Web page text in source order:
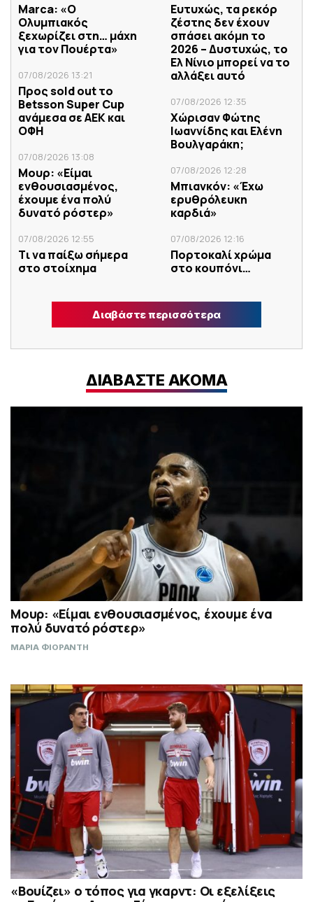
Marca: «Ο
Ολυμπιακός
ξεχωρίζει στη… μάχη
για τον Πουέρτα»
07/08/2026 13:21
Προς sold out το
Betsson Super Cup
ανάμεσα σε ΑΕΚ και
ΟΦΗ
07/08/2026 13:08
Μουρ: «Είμαι
ενθουσιασμένος,
έχουμε ένα πολύ
δυνατό ρόστερ»
07/08/2026 12:55
Tι να παίξω σήμερα
στο στοίχημα
Ευτυχώς, τα ρεκόρ
ζέστης δεν έχουν
σπάσει ακόμη το
2026 – Δυστυχώς, το
Ελ Νίνιο μπορεί να το
αλλάξει αυτό
07/08/2026 12:35
Χώρισαν Φώτης
Ιωαννίδης και Ελένη
Βουλγαράκη;
07/08/2026 12:28
Μπιανκόν: «Έχω
ερυθρόλευκη
καρδιά»
07/08/2026 12:16
Πορτοκαλί χρώμα
στο κουπόνι…
Διαβάστε περισσότερα
ΔΙΑΒΑΣΤΕ ΑΚΟΜΑ
Μουρ: «Είμαι ενθουσιασμένος, έχουμε ένα
πολύ δυνατό ρόστερ»
ΜΑΡΙΑ ΦΙΟΡΑΝΤΗ
«Βουίζει» ο τόπος για γκαρντ: Οι εξελίξεις